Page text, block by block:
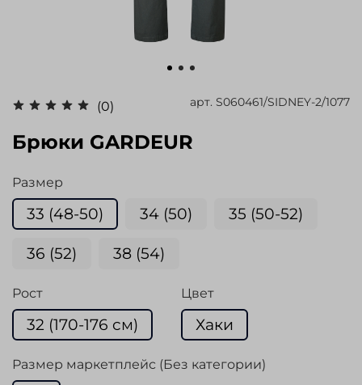
(0) арт. S060461/SIDNEY-2/1077
Брюки GARDEUR
Размер
33 (48-50) 34 (50) 35 (50-52)
36 (52) 38 (54)
Рост
32 (170-176 cм)
Цвет
Хаки
Размер маркетплейс (Без категории)